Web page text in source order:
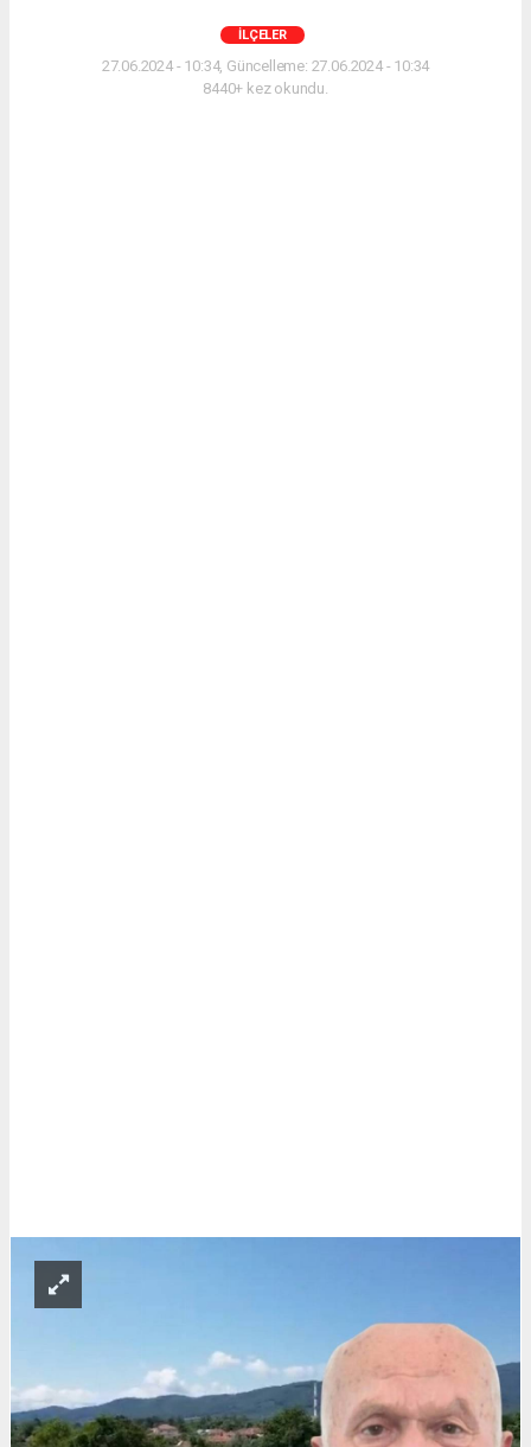
İLÇELER
27.06.2024 - 10:34, Güncelleme: 27.06.2024 - 10:34
8440+ kez okundu.